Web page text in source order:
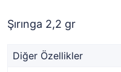
Şırınga 2,2 gr
Diğer Özellikler